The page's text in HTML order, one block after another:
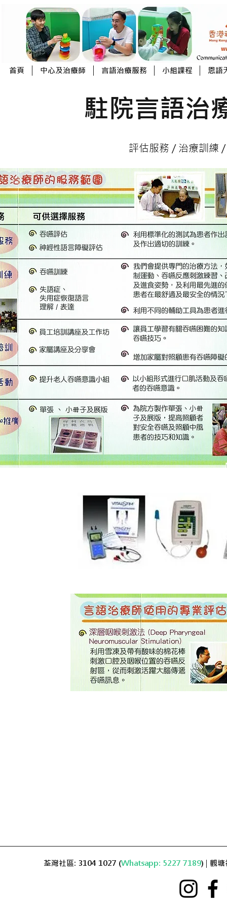
首頁 中心及治療師 言語治療服務 小組課程 恩語
評估服務 / 治療訓練
駐院言語治
荃灣社區: 3104 1027 (Whatsapp: 5227 7189) | 觀